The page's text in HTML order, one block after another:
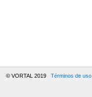
© VORTAL 2019 Términos de uso